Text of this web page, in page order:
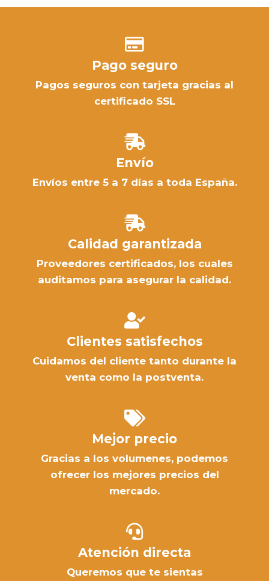
Pago seguro
Pagos seguros con tarjeta gracias al
certificado SSL
Envío
Envíos entre 5 a 7 días a toda España.
Calidad garantizada
Proveedores certificados, los cuales
auditamos para asegurar la calidad.
Clientes satisfechos
Cuidamos del cliente tanto durante la
venta como la postventa.
Mejor precio
Gracias a los volumenes, podemos
ofrecer los mejores precios del
mercado.
Atención directa
Queremos que te sientas